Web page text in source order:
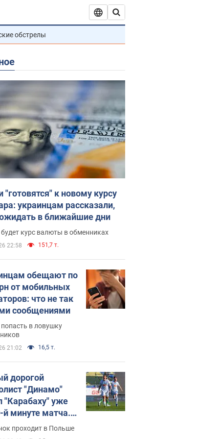
обстрелы
"готовятся" к новому курсу
украинцам рассказали,
в ближайшие дни
курс валюты в обменниках
22:58 151,7 т.
обещают по
от мобильных
что не так
сообщениями
попасть в ловушку
21:02 16,5 т.
дорогой
"Динамо"
"Карабаху" уже
й минуте матча.
проходит в Польше